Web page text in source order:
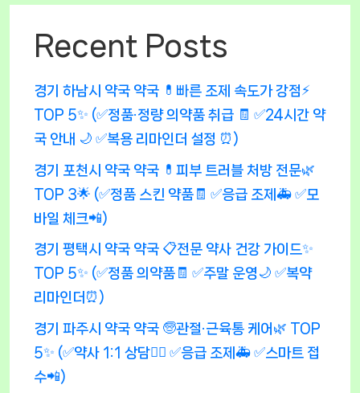
Recent Posts
경기 하남시 약국 약국 💊빠른 조제 속도가 강점⚡
TOP 5✨ (✅정품·정량 의약품 취급 🧾 ✅24시간 약
국 안내 🌙 ✅복용 리마인더 설정 ⏰)
경기 포천시 약국 약국 💊피부 트러블 처방 전문🌿
TOP 3🌟 (✅정품 스킨 약품🧾 ✅응급 조제🚑 ✅모
바일 체크📲)
경기 평택시 약국 약국 📋전문 약사 건강 가이드✨
TOP 5✨ (✅정품 의약품🧾 ✅주말 운영🌙 ✅복약
리마인더⏰)
경기 파주시 약국 약국 🧓관절·근육통 케어🌿 TOP
5✨ (✅약사 1:1 상담👩‍⚕️ ✅응급 조제🚑 ✅스마트 접
수📲)